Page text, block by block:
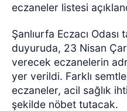
eczaneler listesi
Şanlıurfa Eczacı Odası
duyuruda, 23 Nisan
verecek eczanelerin
yer verildi. Farklı
eczaneler, acil sağlık
şekilde nöbet tutacak.